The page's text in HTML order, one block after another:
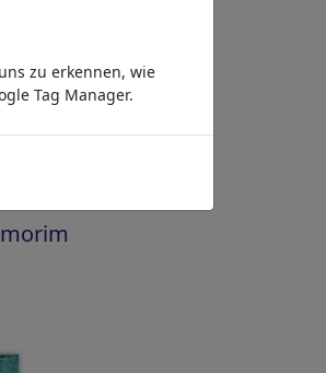
zu erkennen, wie
Tag Manager.